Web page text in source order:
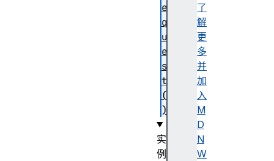
了
解
更
多
并
加
入
M
D
N
W
e
q
u
e
s
t
(
)
实
例